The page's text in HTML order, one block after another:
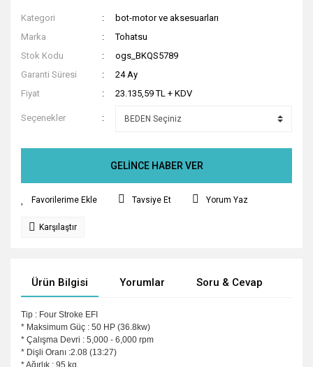
Kategori
bot-motor ve aksesuarları
Marka
Tohatsu
Stok Kodu
ogs_BKQS5789
Garanti Süresi
24 Ay
Fiyat
23.135,59 TL + KDV
Seçenekler
GELİNCE HABER VER
Tavsiye Et Yorum Yaz
Karşılaştır
Ürün Bilgisi Yorumlar Soru & Cevap
Tip : Four Stroke EFI
* Maksimum Güç : 50 HP (36.8kw)
* Çalışma Devri : 5,000 - 6,000 rpm
* Dişli Oranı :2.08 (13:27)
* Ağırlık : 95 kg